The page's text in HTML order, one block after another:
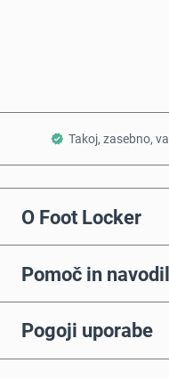
Takoj, zasebno,
O Foot Locker
Pomoč in
Pogoji uporabe